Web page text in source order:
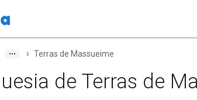
› Terras de Massueime
de Terras de